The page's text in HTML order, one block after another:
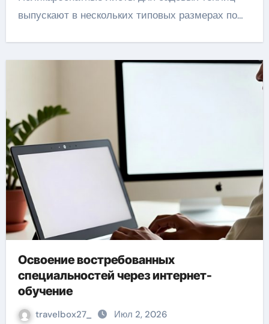
выпускают в нескольких типовых размерах по…
Освоение востребованных
специальностей через интернет-
обучение
travelbox27_ Июл 2, 2026